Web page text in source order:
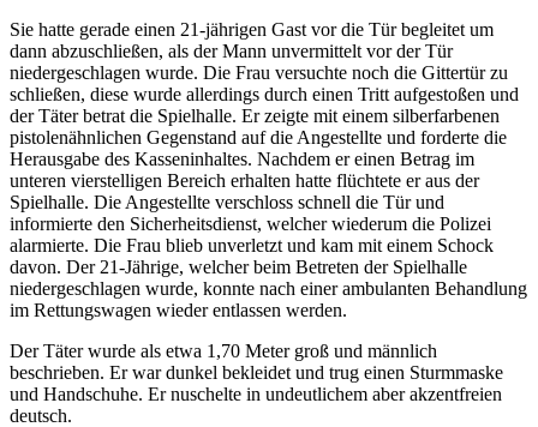
Sie hatte gerade einen 21-jährigen Gast vor die Tür begleitet um
dann abzuschließen, als der Mann unvermittelt vor der Tür
niedergeschlagen wurde. Die Frau versuchte noch die Gittertür zu
schließen, diese wurde allerdings durch einen Tritt aufgestoßen und
der Täter betrat die Spielhalle. Er zeigte mit einem silberfarbenen
pistolenähnlichen Gegenstand auf die Angestellte und forderte die
Herausgabe des Kasseninhaltes. Nachdem er einen Betrag im
unteren vierstelligen Bereich erhalten hatte flüchtete er aus der
Spielhalle. Die Angestellte verschloss schnell die Tür und
informierte den Sicherheitsdienst, welcher wiederum die Polizei
alarmierte. Die Frau blieb unverletzt und kam mit einem Schock
davon. Der 21-Jährige, welcher beim Betreten der Spielhalle
niedergeschlagen wurde, konnte nach einer ambulanten Behandlung
im Rettungswagen wieder entlassen werden.
Der Täter wurde als etwa 1,70 Meter groß und männlich
beschrieben. Er war dunkel bekleidet und trug einen Sturmmaske
und Handschuhe. Er nuschelte in undeutlichem aber akzentfreien
deutsch.